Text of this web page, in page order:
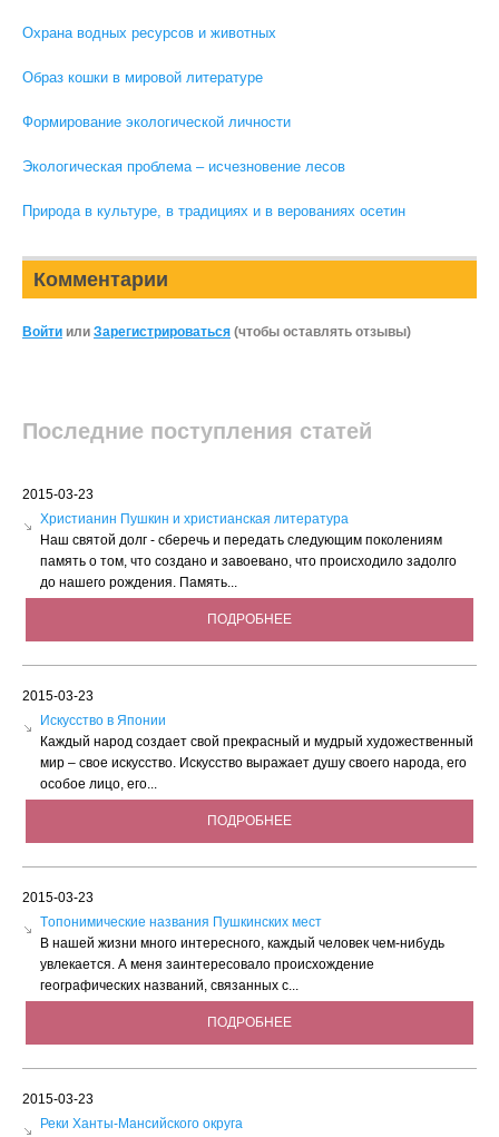
Охрана водных ресурсов и животных
Образ кошки в мировой литературе
Формирование экологической личности
Экологическая проблема – исчезновение лесов
Природа в культуре, в традициях и в верованиях осетин
Комментарии
Войти или Зарегистрироваться (чтобы оставлять отзывы)
Последние поступления статей
2015-03-23
Христианин Пушкин и христианская литература
Наш святой долг - сберечь и передать следующим поколениям
память о том, что создано и завоевано, что происходило задолго
до нашего рождения. Память...
ПОДРОБНЕЕ
2015-03-23
Искусство в Японии
Каждый народ создает свой прекрасный и мудрый художественный
мир – свое искусство. Искусство выражает душу своего народа, его
особое лицо, его...
ПОДРОБНЕЕ
2015-03-23
Tопонимические названия Пушкинских мест
В нашей жизни много интересного, каждый человек чем-нибудь
увлекается. А меня заинтересовало происхождение
географических названий, связанных с...
ПОДРОБНЕЕ
2015-03-23
Реки Ханты-Мансийского округа